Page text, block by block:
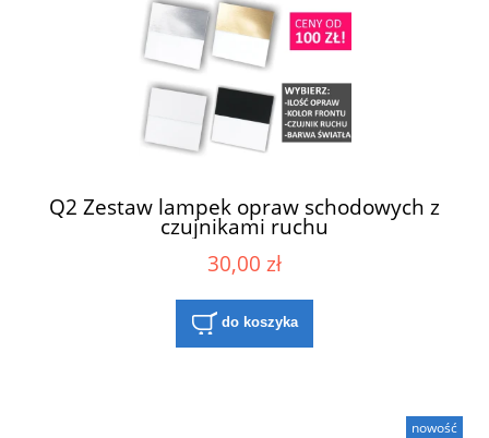
Q2 Zestaw lampek opraw schodowych z
czujnikami ruchu
30,00 zł
do koszyka
nowość